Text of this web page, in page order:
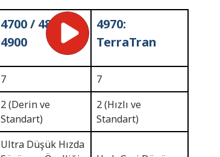
4700 / 4800 /
4900
4970:
TerraTran
7 7
2 (Derin ve
Standart)
2 (Hızlı ve
Standart)
Ultra Düşük Hızda